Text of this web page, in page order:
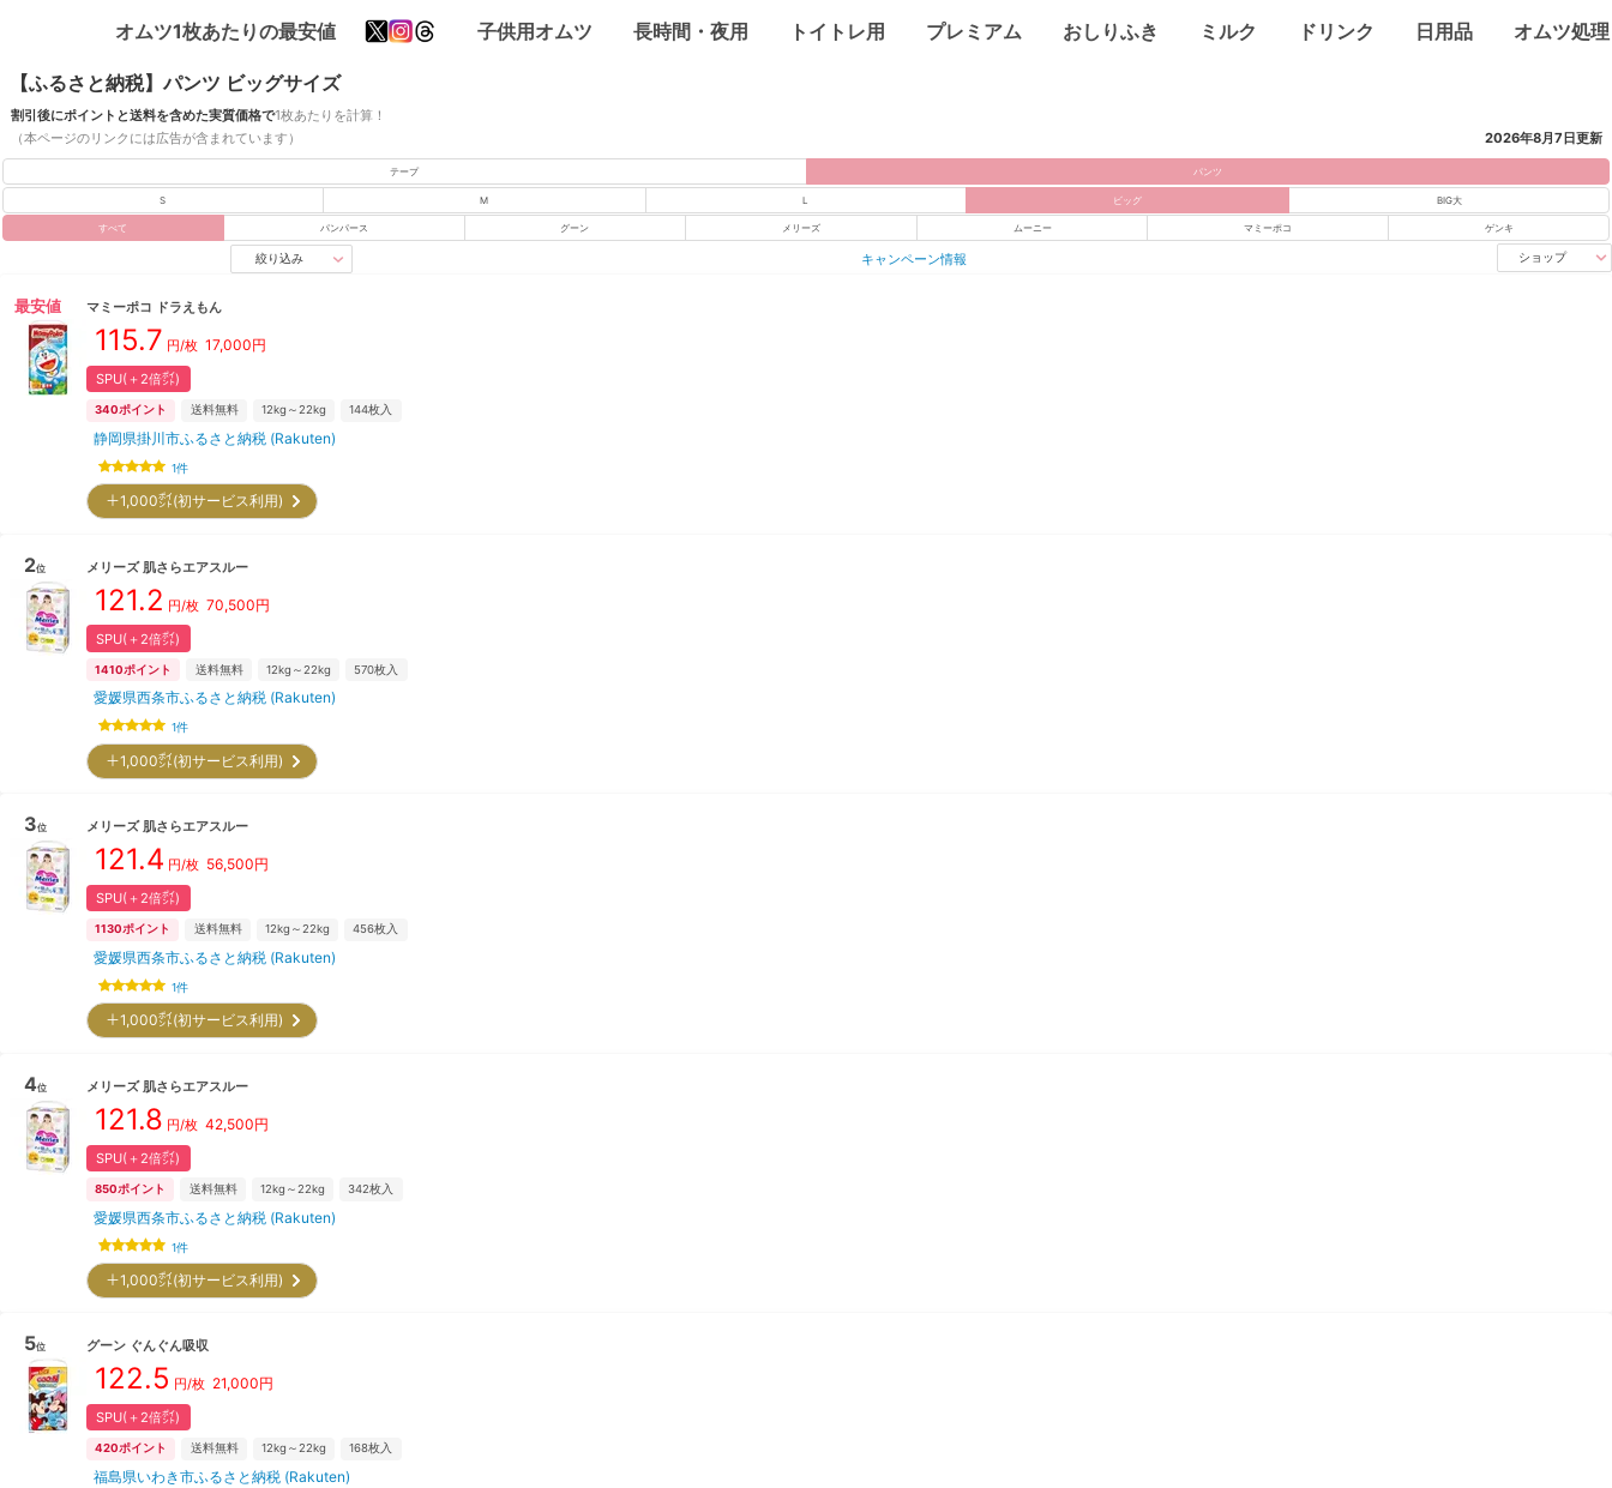
オムツ1枚あたりの最安値 子供用オムツ 長時間・夜用 トイトレ用 プレミアム おしりふき ミルク ドリンク 日用品 オムツ処理
【ふるさと納税】パンツ ビッグサイズ
割引後にポイントと送料を含めた実質価格で1枚あたりを計算！
（本ページのリンクには広告が含まれています）
2026年8月7日更新
テープ パンツ
S M L ビッグ BIG大
すべて パンパース グーン メリーズ ムーニー マミーポコ ゲンキ
絞り込み キャンペーン情報 ショップ
最安値 マミーポコ ドラえもん
115.7 円/枚 17,000円
SPU(＋2倍㌽)
340ポイント 送料無料 12kg～22kg 144枚入
静岡県掛川市ふるさと納税 (Rakuten)
1件
＋1,000㌽(初サービス利用)
2位 メリーズ 肌さらエアスルー
121.2 円/枚 70,500円
SPU(＋2倍㌽)
1410ポイント 送料無料 12kg～22kg 570枚入
愛媛県西条市ふるさと納税 (Rakuten)
1件
＋1,000㌽(初サービス利用)
3位 メリーズ 肌さらエアスルー
121.4 円/枚 56,500円
SPU(＋2倍㌽)
1130ポイント 送料無料 12kg～22kg 456枚入
愛媛県西条市ふるさと納税 (Rakuten)
1件
＋1,000㌽(初サービス利用)
4位 メリーズ 肌さらエアスルー
121.8 円/枚 42,500円
SPU(＋2倍㌽)
850ポイント 送料無料 12kg～22kg 342枚入
愛媛県西条市ふるさと納税 (Rakuten)
1件
＋1,000㌽(初サービス利用)
5位 グーン ぐんぐん吸収
122.5 円/枚 21,000円
SPU(＋2倍㌽)
420ポイント 送料無料 12kg～22kg 168枚入
福島県いわき市ふるさと納税 (Rakuten)